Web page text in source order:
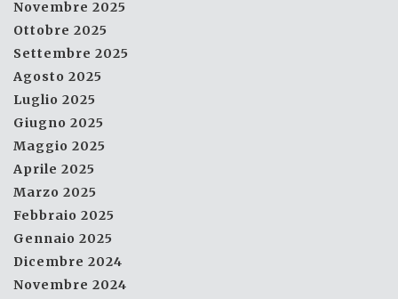
Novembre 2025
Ottobre 2025
Settembre 2025
Agosto 2025
Luglio 2025
Giugno 2025
Maggio 2025
Aprile 2025
Marzo 2025
Febbraio 2025
Gennaio 2025
Dicembre 2024
Novembre 2024